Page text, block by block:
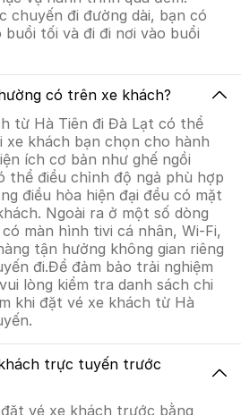
chuyến đi đường dài, bạn có
tối và đi đi nơi vào buổi
có trên xe khách?
từ Hà Tiên đi Đà Lạt có thể
khách bạn chọn cho hành
ích cơ bản như ghế ngồi
thể điều chỉnh độ ngả phù hợp
điều hòa hiện đại đều có mặt
Ngoài ra ở một số dòng
màn hình tivi cá nhân, Wi-Fi,
tận hưởng không gian riêng
đi.Để đảm bảo trải nghiệm
lòng kiểm tra danh sách chi
khi đặt vé xe khách từ Hà
trực tuyến trước
vé xe khách trước bằng